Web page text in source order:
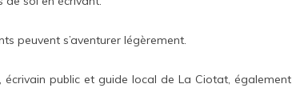
peuvent s’aventurer légèrement.
écrivain public et guide local de La Ciotat, également